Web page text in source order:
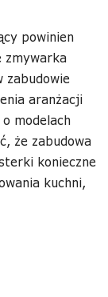
powinien
zmywarka
zabudowie
aranżacji
modelach
że zabudowa
konieczne
kuchni,